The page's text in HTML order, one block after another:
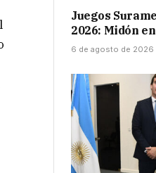
Juegos
2026: Midón
6 de agosto de 2026